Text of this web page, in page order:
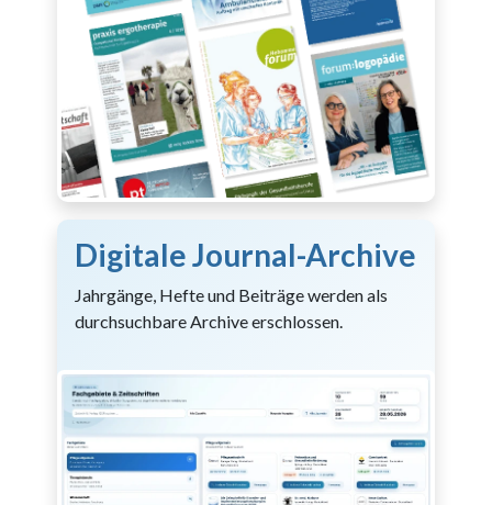
Digitale Journal-Archive
Jahrgänge, Hefte und Beiträge werden als
durchsuchbare Archive erschlossen.